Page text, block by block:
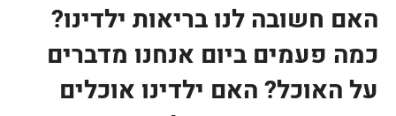
האם חשובה לנו בריאות ילדינו?
כמה פעמים ביום אנחנו מדברים
על האוכל? האם ילדינו אוכלים